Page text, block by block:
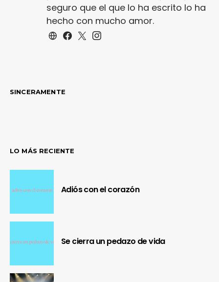
seguro que el que lo ha escrito lo ha
hecho con mucho amor.
SINCERAMENTE
LO MÁS RECIENTE
Adiós con el corazón
Se cierra un pedazo de vida